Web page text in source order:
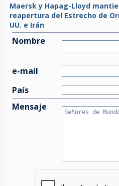
Maersk y Hapag-Lloyd
reapertura del Estrecho de
UU. e Irán
Nombre
e-mail
País
Mensaje